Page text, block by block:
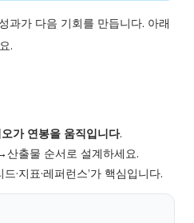
과가 다음 기회를 만듭니다. 아래
.
가 연봉을 움직입니다.
출물 순서로 설계하세요.
·지표·레퍼런스’가 핵심입니다.